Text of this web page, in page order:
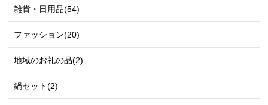
雑貨・日用品(54)
ファッション(20)
地域のお礼の品(2)
鍋セット(2)